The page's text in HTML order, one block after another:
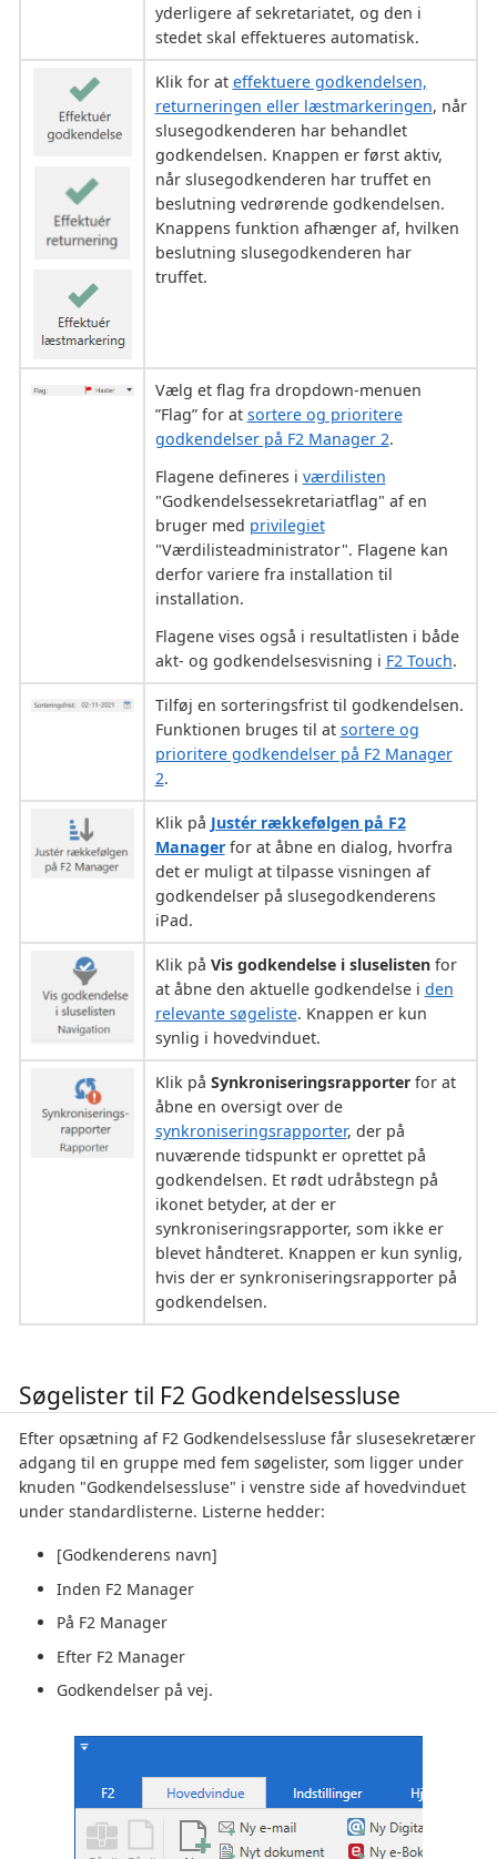
yderligere af sekretariatet, og den i
stedet skal effektueres automatisk.
Klik for at effektuere godkendelsen,
returneringen eller læstmarkeringen, når
slusegodkenderen har behandlet
godkendelsen. Knappen er først aktiv,
når slusegodkenderen har truffet en
beslutning vedrørende godkendelsen.
Knappens funktion afhænger af, hvilken
beslutning slusegodkenderen har
truffet.
Vælg et flag fra dropdown-menuen
”Flag” for at sortere og prioritere
godkendelser på F2 Manager 2.
Flagene defineres i værdilisten
"Godkendelsessekretariatflag" af en
bruger med privilegiet
"Værdilisteadministrator". Flagene kan
derfor variere fra installation til
installation.
Flagene vises også i resultatlisten i både
akt- og godkendelsesvisning i F2 Touch.
Tilføj en sorteringsfrist til godkendelsen.
Funktionen bruges til at sortere og
prioritere godkendelser på F2 Manager
2.
Klik på Justér rækkefølgen på F2
Managerfor at åbne en dialog, hvorfra
det er muligt at tilpasse visningen af
godkendelser på slusegodkenderens
iPad.
Klik på Vis godkendelse i sluselistenfor
at åbne den aktuelle godkendelse i den
relevante søgeliste. Knappen er kun
synlig i hovedvinduet.
Klik på Synkroniseringsrapporterfor at
åbne en oversigt over de
synkroniseringsrapporter, der på
nuværende tidspunkt er oprettet på
godkendelsen. Et rødt udråbstegn på
ikonet betyder, at der er
synkroniseringsrapporter, som ikke er
blevet håndteret. Knappen er kun synlig,
hvis der er synkroniseringsrapporter på
godkendelsen.
Søgelister til F2 Godkendelsessluse
Efter opsætning af F2 Godkendelsessluse får slusesekretærer
adgang til en gruppe med fem søgelister, som ligger under
knuden "Godkendelsessluse" i venstre side af hovedvinduet
under standardlisterne. Listerne hedder:
[Godkenderens navn]
Inden F2 Manager
På F2 Manager
Efter F2 Manager
Godkendelser på vej.